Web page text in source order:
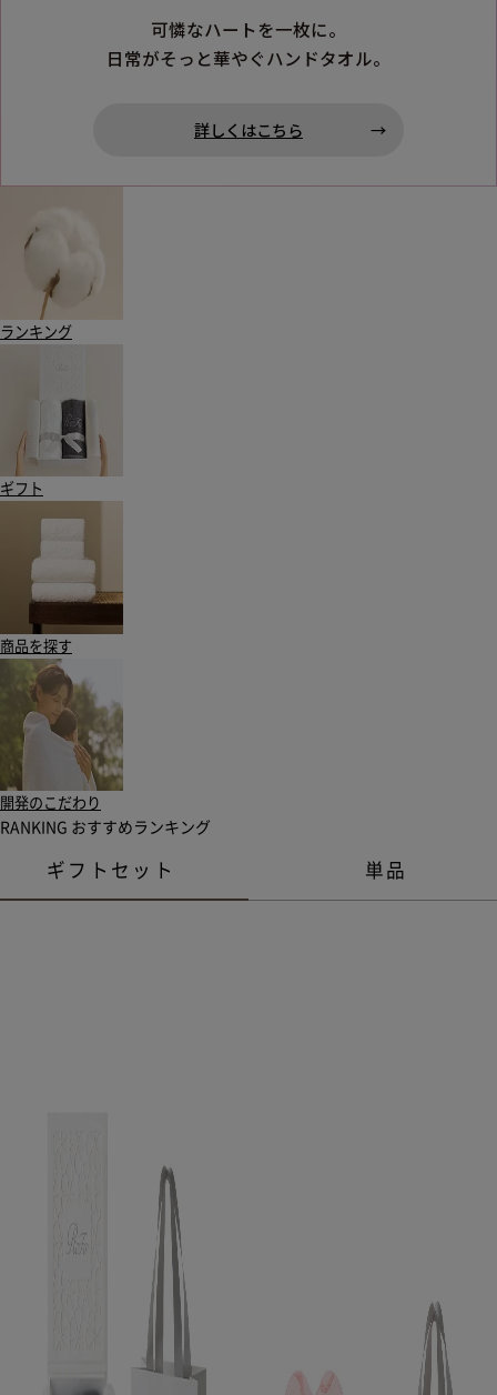
可憐なハートを一枚に。
日常がそっと華やぐハンドタオル。
詳しくはこちら
ランキング
ギフト
商品を探す
開発のこだわり
RANKING おすすめランキング
ギフトセット 単品